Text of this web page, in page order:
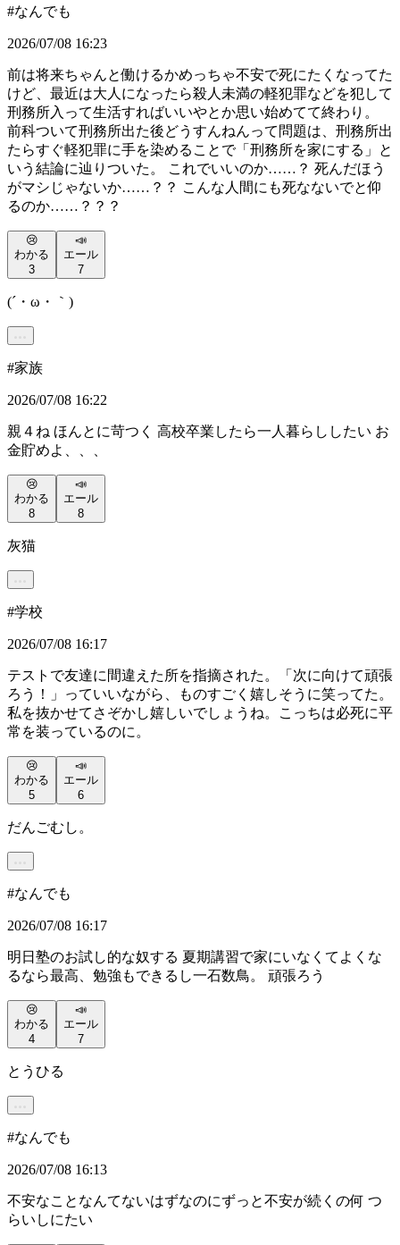
#なんでも
2026/07/08 16:23
前は将来ちゃんと働けるかめっちゃ不安で死にたくなってた
けど、最近は大人になったら殺人未満の軽犯罪などを犯して
刑務所入って生活すればいいやとか思い始めてて終わり。
前科ついて刑務所出た後どうすんねんって問題は、刑務所出
たらすぐ軽犯罪に手を染めることで「刑務所を家にする」と
いう結論に辿りついた。 これでいいのか……？ 死んだほう
がマシじゃないか……？？ こんな人間にも死なないでと仰
るのか……？？？
😢
わかる
3
📣
エール
7
(´・ω・｀)
#家族
2026/07/08 16:22
親４ね ほんとに苛つく 高校卒業したら一人暮らししたい お
金貯めよ、、、
😢
わかる
8
📣
エール
8
灰猫
#学校
2026/07/08 16:17
テストで友達に間違えた所を指摘された。「次に向けて頑張
ろう！」っていいながら、ものすごく嬉しそうに笑ってた。
私を抜かせてさぞかし嬉しいでしょうね。こっちは必死に平
常を装っているのに。
😢
わかる
5
📣
エール
6
だんごむし。
#なんでも
2026/07/08 16:17
明日塾のお試し的な奴する 夏期講習で家にいなくてよくな
るなら最高、勉強もできるし一石数鳥。 頑張ろう
😢
わかる
4
📣
エール
7
とうひる
#なんでも
2026/07/08 16:13
不安なことなんてないはずなのにずっと不安が続くの何 つ
らいしにたい